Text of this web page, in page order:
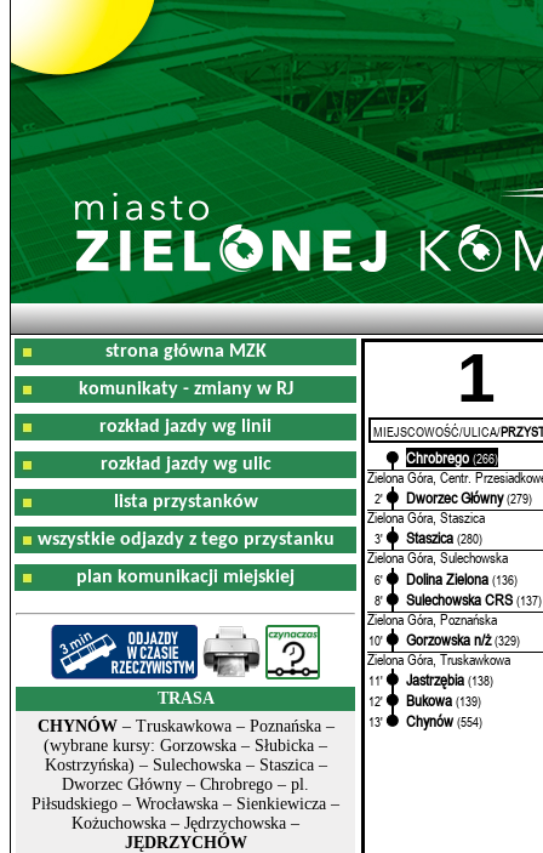
strona główna MZK
komunikaty - zmiany w RJ
rozkład jazdy wg linii
rozkład jazdy wg ulic
lista przystanków
wszystkie odjazdy z tego przystanku
plan komunikacji miejskiej
TRASA
CHYNÓW– Truskawkowa – Poznańska –
(wybrane kursy: Gorzowska – Słubicka –
Kostrzyńska) – Sulechowska – Staszica –
Dworzec Główny – Chrobrego – pl.
Piłsudskiego – Wrocławska – Sienkiewicza –
Kożuchowska – Jędrzychowska –
JĘDRZYCHÓW
1
MIEJSCOWOŚĆ/ULICA/
Chrobrego (266)
Zielona Góra, Centr.
2' Dworzec Główny (279)
Zielona Góra, Staszica
3' Staszica (280)
Zielona Góra, Sulechowska
6' Dolina Zielona (136)
8'
Sulechowska CRS (137)
Zielona Góra, Poznańska
10' Gorzowska n/ż (329)
Zielona Góra, Truskawkowa
11' Jastrzębia (138)
12'
Bukowa (139)
13'
Chynów (554)